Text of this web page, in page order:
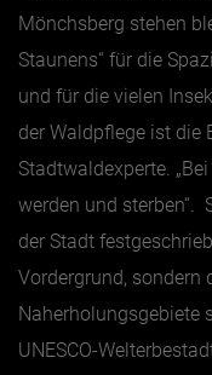
Mönchsberg stehen
Staunens“ für die
und für die vielen
der Waldpflege ist die
Stadtwaldexperte.
werden und sterben“.
der Stadt
Vordergrund, sondern
Naherholungsgebiete
UNESCO-